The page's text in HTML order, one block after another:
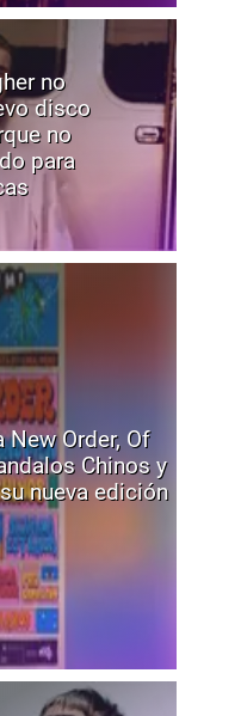
no
disco
no
para
Order, Of
Chinos y
nueva edición